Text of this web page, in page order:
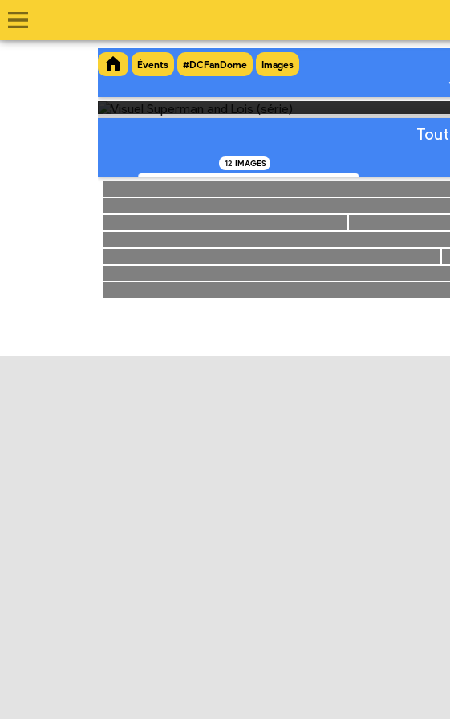
Évents #DCFanDome Images
au13 septembre 2020 (19h00)
Lieu •
https://www.dcfandome.com/
12 IMAGES